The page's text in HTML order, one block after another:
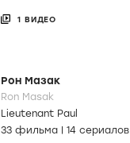
1 ВИДЕО
Рон Мазак
Ron Masak
Lieutenant Paul
33 фильма
14 сериалов